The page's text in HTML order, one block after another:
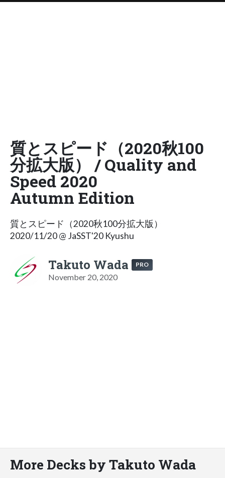
質とスピード（2020秋100
分拡大版） / Quality and
Speed 2020
Autumn Edition
質とスピード（2020秋100分拡大版）
2020/11/20 @ JaSST'20 Kyushu
Takuto Wada PRO
November 20, 2020
More Decks by Takuto Wada